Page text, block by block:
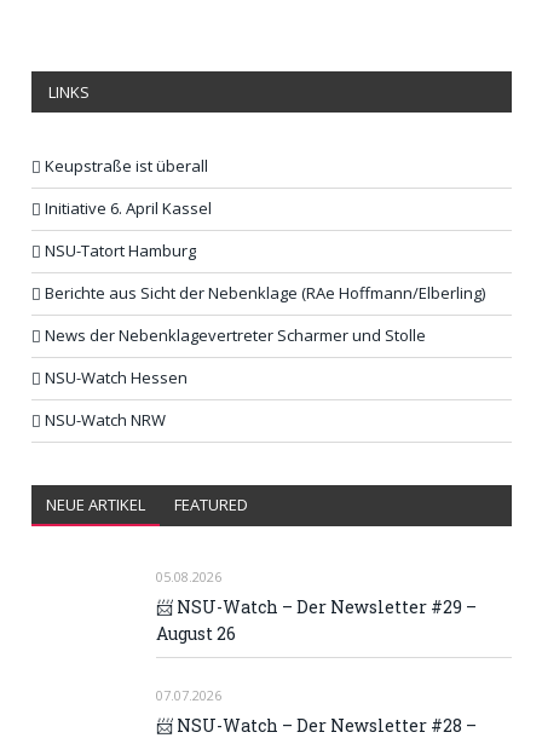
LINKS
Keupstraße ist überall
Initiative 6. April Kassel
NSU-Tatort Hamburg
Berichte aus Sicht der Nebenklage (RAe Hoffmann/Elberling)
News der Nebenklagevertreter Scharmer und Stolle
NSU-Watch Hessen
NSU-Watch NRW
NEUE ARTIKEL FEATURED
05.08.2026
📨 NSU-Watch – Der Newsletter #29 –
August 26
07.07.2026
📨 NSU-Watch – Der Newsletter #28 –